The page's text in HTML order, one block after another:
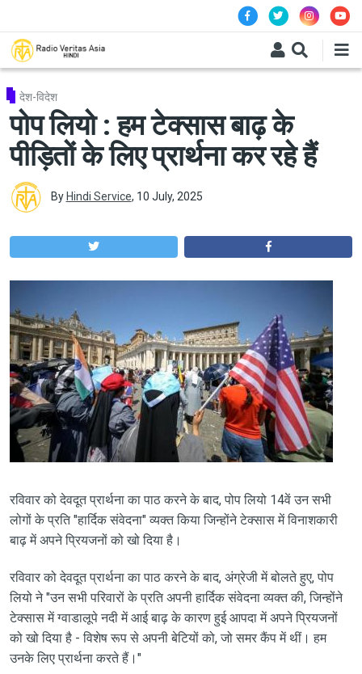
देश-विदेश
पोप लियो : हम टेक्सास बाढ़ के
पीड़ितों के लिए प्रार्थना कर रहे हैं
By Hindi Service, 10 July, 2025
रविवार को देवदूत प्रार्थना का पाठ करने के बाद, पोप लियो 14वें उन सभी
लोगों के प्रति "हार्दिक संवेदना" व्यक्त किया जिन्होंने टेक्सास में विनाशकारी
बाढ़ में अपने प्रियजनों को खो दिया है।
रविवार को देवदूत प्रार्थना का पाठ करने के बाद, अंग्रेजी में बोलते हुए, पोप
लियो ने "उन सभी परिवारों के प्रति अपनी हार्दिक संवेदना व्यक्त की, जिन्होंने
टेक्सास में ग्वाडालूपे नदी में आई बाढ़ के कारण हुई आपदा में अपने प्रियजनों
को खो दिया है - विशेष रूप से अपनी बेटियों को, जो समर कैंप में थीं। हम
उनके लिए प्रार्थना करते हैं।"